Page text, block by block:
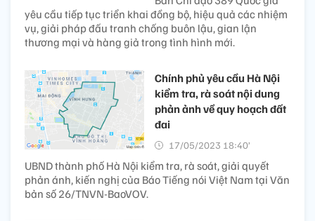
yêu cầu tiếp tục triển khai đồng bộ, hiệu quả các nhiệm
vụ, giải pháp đấu tranh chống buôn lậu, gian lận
thương mại và hàng giả trong tình hình mới.
Chính phủ yêu cầu Hà Nội
kiểm tra, rà soát nội dung
phản ảnh về quy hoạch đất
đai
17/05/2023 18:40’
UBND thành phố Hà Nội kiểm tra, rà soát, giải quyết
phản ánh, kiến nghị của Báo Tiếng nói Việt Nam tại Văn
bản số 26/TNVN-BaoVOV.